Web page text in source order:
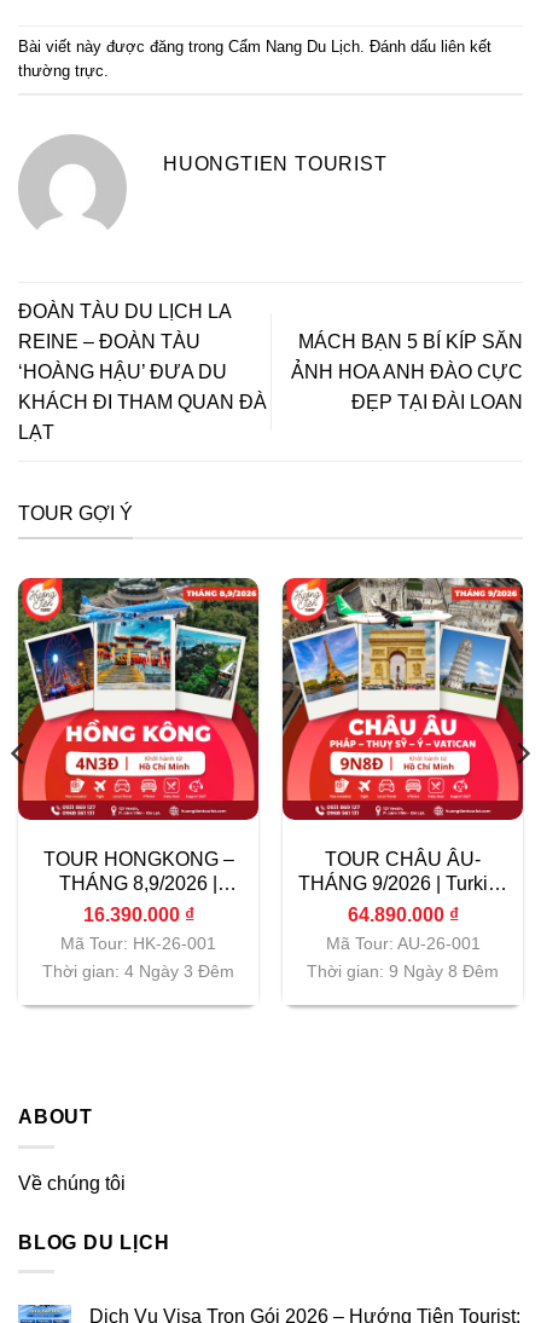
Bài viết này được đăng trong Cẩm Nang Du Lịch . Đánh dấu liên kết
thường trực
HUONGTIEN TOURIST
ĐOÀN TÀU DU LỊCH LA
REINE – ĐOÀN TÀU
‘HOÀNG HẬU’ ĐƯA DU
KHÁCH ĐI THAM QUAN ĐÀ
LẠT
MÁCH BẠN 5 BÍ KÍP SĂN
ẢNH HOA ANH ĐÀO CỰC
ĐẸP TẠI ĐÀI LOAN
TOUR GỢI Ý
TOUR HONGKONG –
THÁNG 8,9/2026 |
Vietnam Airlines|
16.390.000 ₫
Mã Tour: HK-26-001
Thời gian: 4 Ngày 3 Đêm
TOUR CHÂU ÂU-
THÁNG 9/2026 | Turkish
Airlines| TP.HCM
64.890.000 ₫
Mã Tour: AU-26-001
Thời gian: 9 Ngày 8 Đêm
ABOUT
Về chúng tôi
BLOG DU LỊCH
Dịch Vụ Visa Trọn Gói 2026 – Hướng Tiên Tourist: